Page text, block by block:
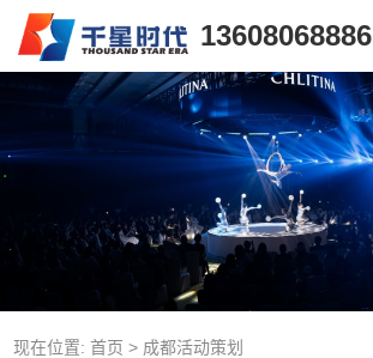
13608068886
现在位置: 首页 > 成都活动策划